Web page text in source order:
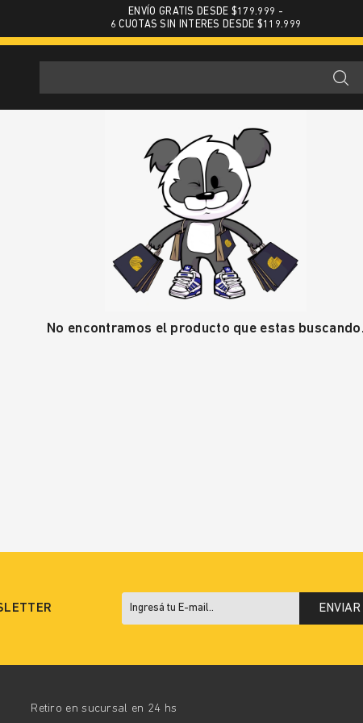
ENVÍO GRATIS DESDE $179.999 -
6 CUOTAS SIN INTERES DESDE $119.999
No encontramos el producto que estas buscando.
ENVIAR
Retiro en sucursal en 24 hs